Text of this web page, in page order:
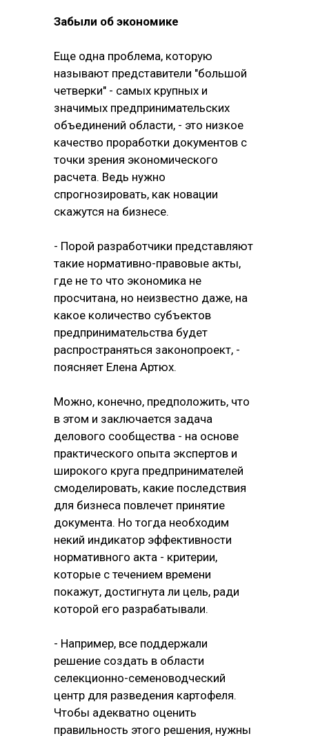
Забыли об экономике
Еще одна проблема, которую
называют представители "большой
четверки" - самых крупных и
значимых предпринимательских
объединений области, - это низкое
качество проработки документов с
точки зрения экономического
расчета. Ведь нужно
спрогнозировать, как новации
скажутся на бизнесе.
- Порой разработчики представляют
такие нормативно-правовые акты,
где не то что экономика не
просчитана, но неизвестно даже, на
какое количество субъектов
предпринимательства будет
распространяться законопроект, -
поясняет Елена Артюх.
Можно, конечно, предположить, что
в этом и заключается задача
делового сообщества - на основе
практического опыта экспертов и
широкого круга предпринимателей
смоделировать, какие последствия
для бизнеса повлечет принятие
документа. Но тогда необходим
некий индикатор эффективности
нормативного акта - критерии,
которые с течением времени
покажут, достигнута ли цель, ради
которой его разрабатывали.
- Например, все поддержали
решение создать в области
селекционно-семеноводческий
центр для разведения картофеля.
Чтобы адекватно оценить
правильность этого решения, нужны